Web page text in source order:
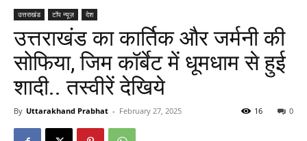
उत्तराखंड टॉप न्यूज़ देश
उत्तराखंड का कार्तिक और जर्मनी की
सोफिया, जिम कॉर्बेट में धूमधाम से हुई
शादी.. तस्वीरें देखिये
By Uttarakhand Prabhat - February 27, 2025 0
16